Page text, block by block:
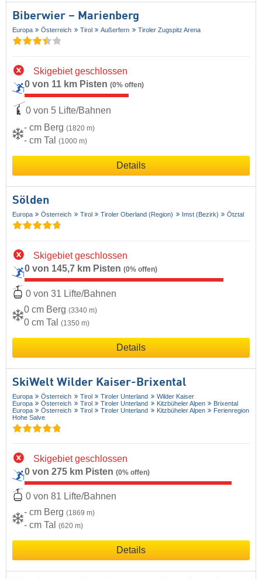
Biberwier – Marienberg
Europa Österreich Tirol Außerfern Tiroler Zugspitz Arena
Skigebiet geschlossen
0 von 11 km Pisten (0% offen)
0 von 5 Lifte/Bahnen
- cm Berg (1820 m)
- cm Tal (1000 m)
Details
Sölden
Europa Österreich Tirol Tiroler Oberland (Region) Imst (Bezirk) Ötztal
Skigebiet geschlossen
0 von 145,7 km Pisten (0% offen)
0 von 31 Lifte/Bahnen
0 cm Berg (3340 m)
0 cm Tal (1350 m)
Details
SkiWelt Wilder Kaiser-Brixental
Europa Österreich Tirol Tiroler Unterland
Wilder Kaiser
Europa
Österreich Tirol Tiroler Unterland Kitzbüheler Alpen
Brixental
Europa
Österreich Tirol Tiroler Unterland Kitzbüheler Alpen
Ferienregion
Hohe Salve
Skigebiet geschlossen
0 von 275 km Pisten (0% offen)
0 von 81 Lifte/Bahnen
- cm Berg (1869 m)
- cm Tal (620 m)
Details